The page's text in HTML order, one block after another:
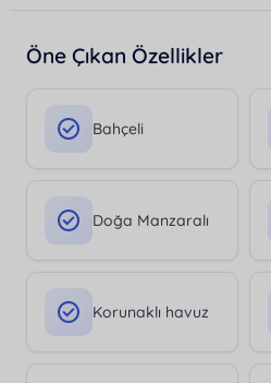
Öne Çıkan Özellikler
Bahçeli
Doğa Manzaralı
Korunaklı havuz